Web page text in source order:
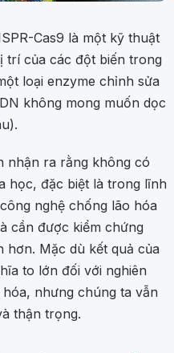
Cas9 là một kỹ thuật
trí của các đột biến trong
loại enzyme chỉnh sửa
không mong muốn dọc
nhận ra rằng không có
học, đặc biệt là trong lĩnh
nghệ chống lão hóa
cần được kiểm chứng
hơn. Mặc dù kết quả của
to lớn đối với nghiên
nhưng chúng ta vẫn
thận trọng.